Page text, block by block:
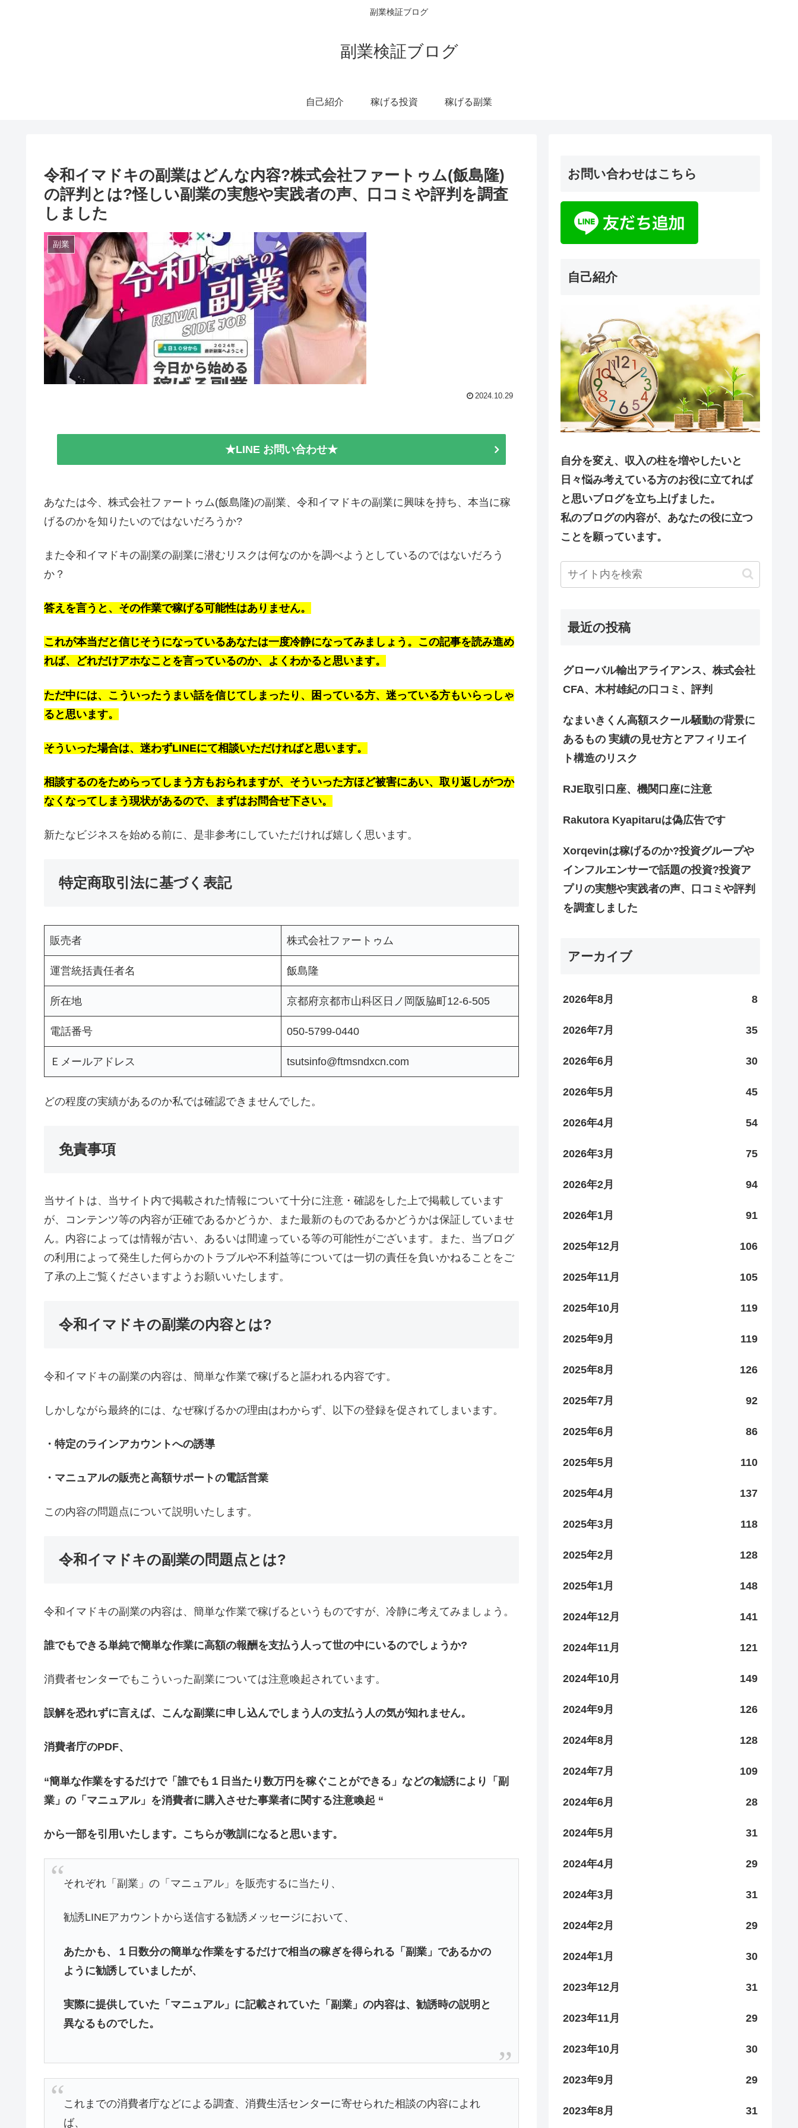
副業検証ブログ
副業検証ブログ
自己紹介 稼げる投資 稼げる副業
令和イマドキの副業はどんな内容?株式会社ファートゥム(飯島隆)
の評判とは?怪しい副業の実態や実践者の声、口コミや評判を調査
しました
副業
2024.10.29
★LINE お問い合わせ★
あなたは今、株式会社ファートゥム(飯島隆)の副業、令和イマドキの副業に興味を持ち、本当に稼
げるのかを知りたいのではないだろうか?
また令和イマドキの副業の副業に潜むリスクは何なのかを調べようとしているのではないだろう
か？
答えを言うと、その作業で稼げる可能性はありません。
これが本当だと信じそうになっているあなたは一度冷静になってみましょう。この記事を読み進め
れば、どれだけアホなことを言っているのか、よくわかると思います。
ただ中には、こういったうまい話を信じてしまったり、困っている方、迷っている方もいらっしゃ
ると思います。
そういった場合は、迷わずLINEにて相談いただければと思います。
相談するのをためらってしまう方もおられますが、そういった方ほど被害にあい、取り返しがつか
なくなってしまう現状があるので、まずはお問合せ下さい。
新たなビジネスを始める前に、是非参考にしていただければ嬉しく思います。
特定商取引法に基づく表記
販売者 株式会社ファートゥム
運営統括責任者名 飯島隆
所在地 京都府京都市山科区日ノ岡阪脇町12-6-505
電話番号 050-5799-0440
Ｅメールアドレス tsutsinfo@ftmsndxcn.com
どの程度の実績があるのか私では確認できませんでした。
免責事項
当サイトは、当サイト内で掲載された情報について十分に注意・確認をした上で掲載しています
が、コンテンツ等の内容が正確であるかどうか、また最新のものであるかどうかは保証していませ
ん。内容によっては情報が古い、あるいは間違っている等の可能性がございます。また、当ブログ
の利用によって発生した何らかのトラブルや不利益等については一切の責任を負いかねることをご
了承の上ご覧くださいますようお願いいたします。
令和イマドキの副業の内容とは?
令和イマドキの副業の内容は、簡単な作業で稼げると謳われる内容です。
しかしながら最終的には、なぜ稼げるかの理由はわからず、以下の登録を促されてしまいます。
・特定のラインアカウントへの誘導
・マニュアルの販売と高額サポートの電話営業
この内容の問題点について説明いたします。
令和イマドキの副業の問題点とは?
令和イマドキの副業の内容は、簡単な作業で稼げるというものですが、冷静に考えてみましょう。
誰でもできる単純で簡単な作業に高額の報酬を支払う人って世の中にいるのでしょうか?
消費者センターでもこういった副業については注意喚起されています。
誤解を恐れずに言えば、こんな副業に申し込んでしまう人の支払う人の気が知れません。
消費者庁のPDF、
“簡単な作業をするだけで「誰でも１日当たり数万円を稼ぐことができる」などの勧誘により「副
業」の「マニュアル」を消費者に購入させた事業者に関する注意喚起 “
から一部を引用いたします。こちらが教訓になると思います。
それぞれ「副業」の「マニュアル」を販売するに当たり、
勧誘LINEアカウントから送信する勧誘メッセージにおいて、
あたかも、１日数分の簡単な作業をするだけで相当の稼ぎを得られる「副業」であるかの
ように勧誘していましたが、
実際に提供していた「マニュアル」に記載されていた「副業」の内容は、勧誘時の説明と
異なるものでした。
これまでの消費者庁などによる調査、消費生活センターに寄せられた相談の内容によれ
ば、
お問い合わせはこちら
自己紹介
自分を変え、収入の柱を増やしたいと
日々悩み考えている方のお役に立てれば
と思いブログを立ち上げました。
私のブログの内容が、あなたの役に立つ
ことを願っています。
最近の投稿
グローバル輸出アライアンス、株式会社
CFA、木村雄紀の口コミ、評判
なまいきくん高額スクール騒動の背景に
あるもの 実績の見せ方とアフィリエイ
ト構造のリスク
RJE取引口座、機関口座に注意
Rakutora Kyapitaruは偽広告です
Xorqevinは稼げるのか?投資グループや
インフルエンサーで話題の投資?投資ア
プリの実態や実践者の声、口コミや評判
を調査しました
アーカイブ
2026年8月 8
2026年7月 35
2026年6月 30
2026年5月 45
2026年4月 54
2026年3月 75
2026年2月 94
2026年1月 91
2025年12月 106
2025年11月 105
2025年10月 119
2025年9月 119
2025年8月 126
2025年7月 92
2025年6月 86
2025年5月 110
2025年4月 137
2025年3月 118
2025年2月 128
2025年1月 148
2024年12月 141
2024年11月 121
2024年10月 149
2024年9月 126
2024年8月 128
2024年7月 109
2024年6月 28
2024年5月 31
2024年4月 29
2024年3月 31
2024年2月 29
2024年1月 30
2023年12月 31
2023年11月 29
2023年10月 30
2023年9月 29
2023年8月 31